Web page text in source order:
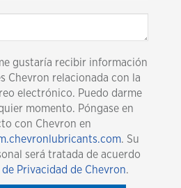
gustaría recibir información
Chevron relacionada con la
electrónico. Puedo darme
momento. Póngase en
con Chevron en
. Su
será tratada de acuerdo
Privacidad de Chevron.